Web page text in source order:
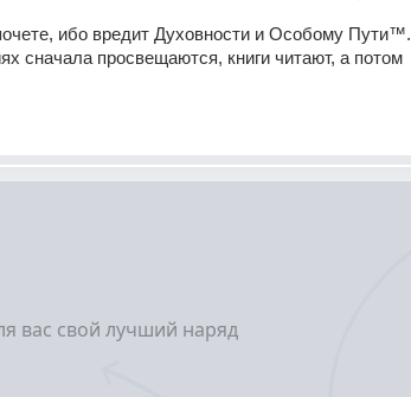
ибо вредит Духовности и Особому Пути™.
сначала просвещаются, книги читают, а потом